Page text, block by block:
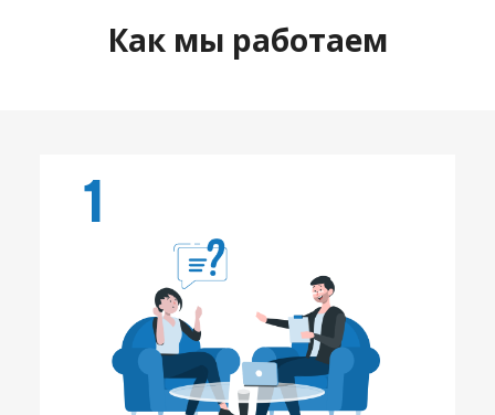
Как мы работаем
1